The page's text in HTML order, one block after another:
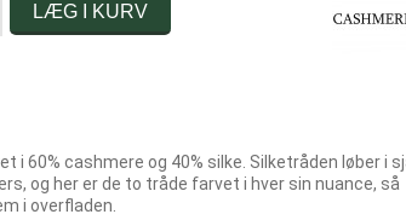
LÆG I KURV
i 60% cashmere og 40% silke. Silketråden løber i
og her er de to tråde farvet i hver sin nuance, så
i overfladen.